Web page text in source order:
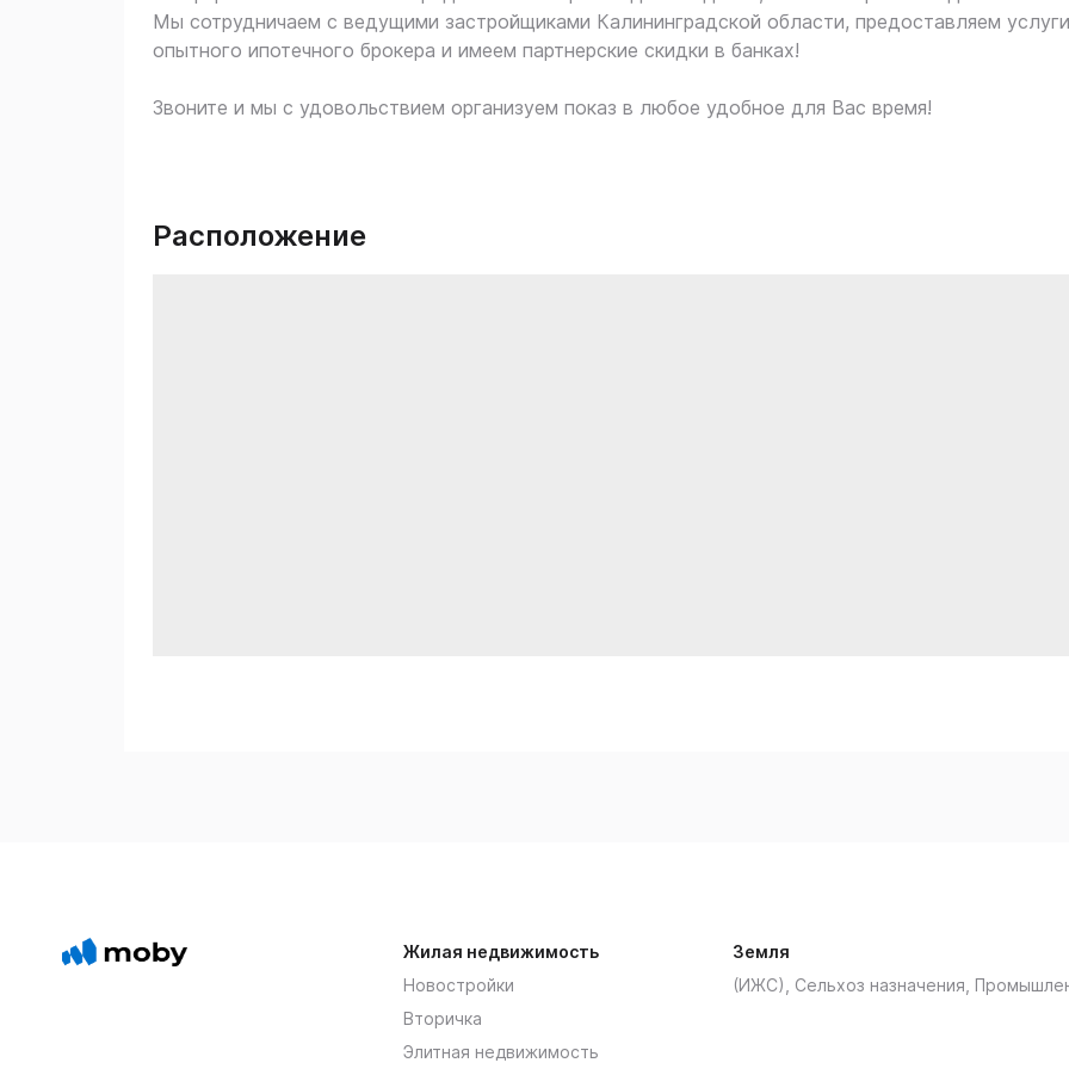
Мы сотрудничаем с ведущими застройщиками Калининградской области, предоставляем услуги
опытного ипотечного брокера и имеем партнерские скидки в банках!
Звоните и мы с удовольствием организуем показ в любое удобное для Вас время!
Расположение
Жилая недвижимость
Новостройки
Вторичка
Элитная недвижимость
Земля
(ИЖС), Сельхоз назначения,